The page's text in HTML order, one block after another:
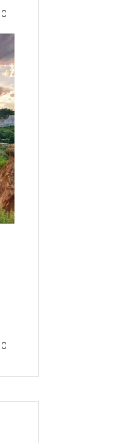
0
0